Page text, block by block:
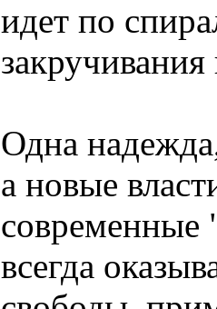
идет по
закручивания
Одна
а новые
современные
всегда